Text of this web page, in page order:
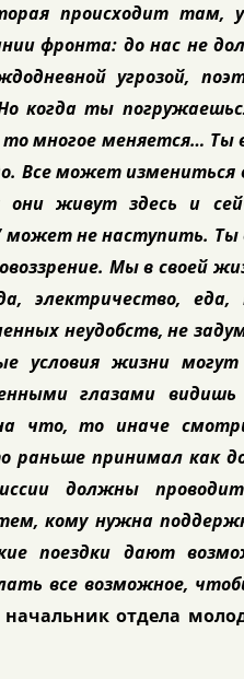
происходит там,
фронта: до нас не
угрозой,
когда ты
многое меняется… Ты
Все может измениться
они живут здесь и
может не наступить. Ты
Мы в своей
электричество, еда,
неудобств, не
условия жизни
глазами видишь
что, то иначе
раньше принимал как
должны
кому нужна
поездки дают
все возможное,
отдела